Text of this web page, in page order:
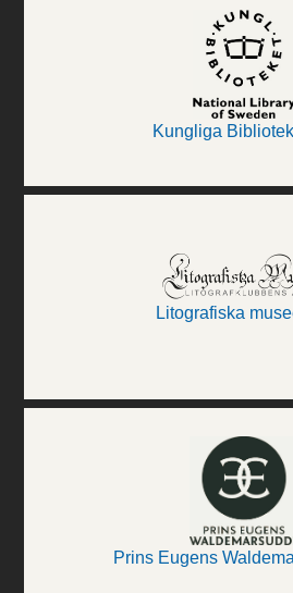
Kungliga
Litografiska
Prins Eugens